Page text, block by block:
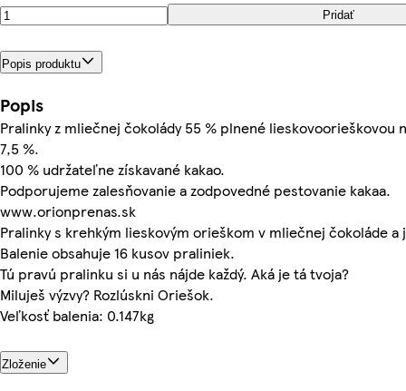
Pridať
Popis produktu
Popis
Pralinky z mliečnej čokolády 55 % plnené lieskovoorieškovou
7,5 %.
100 % udržateľne získavané kakao.
Podporujeme zalesňovanie a zodpovedné pestovanie kakaa.
www.orionprenas.sk
Pralinky s krehkým lieskovým orieškom v mliečnej čokoláde
Balenie obsahuje 16 kusov praliniek.
Tú pravú pralinku si u nás nájde každý. Aká je tá tvoja?
Miluješ výzvy? Rozlúskni Oriešok.
Veľkosť balenia: 0.147kg
Zloženie